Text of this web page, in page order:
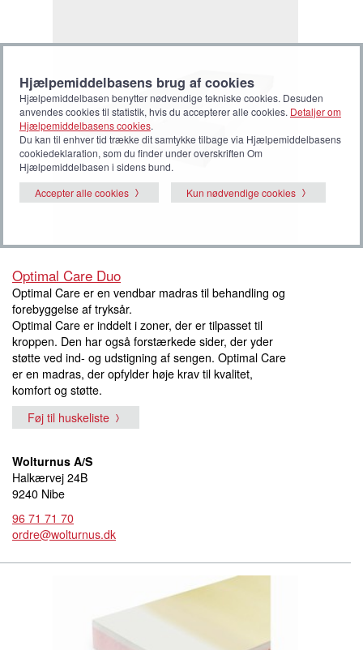
Optimal Care Duo
Optimal Care er en vendbar madras til behandling og
forebyggelse af tryksår.
Optimal Care er inddelt i zoner, der er tilpasset til
kroppen. Den har også forstærkede sider, der yder
støtte ved ind- og udstigning af sengen. Optimal Care
er en madras, der opfylder høje krav til kvalitet,
komfort og støtte.
Føj til huskeliste
Wolturnus A/S
Halkærvej 24B
9240 Nibe
96 71 71 70
ordre@wolturnus.dk
Hjælpemiddelbasens brug af cookies
Hjælpemiddelbasen benytter nødvendige tekniske cookies. Desuden
anvendes cookies til statistik, hvis du accepterer alle cookies. Detaljer om
Hjælpemiddelbasens cookies.
Du kan til enhver tid trække dit samtykke tilbage via Hjælpemiddelbasens
cookiedeklaration, som du finder under overskriften Om
Hjælpemiddelbasen i sidens bund.
Accepter alle cookies
Kun nødvendige cookies